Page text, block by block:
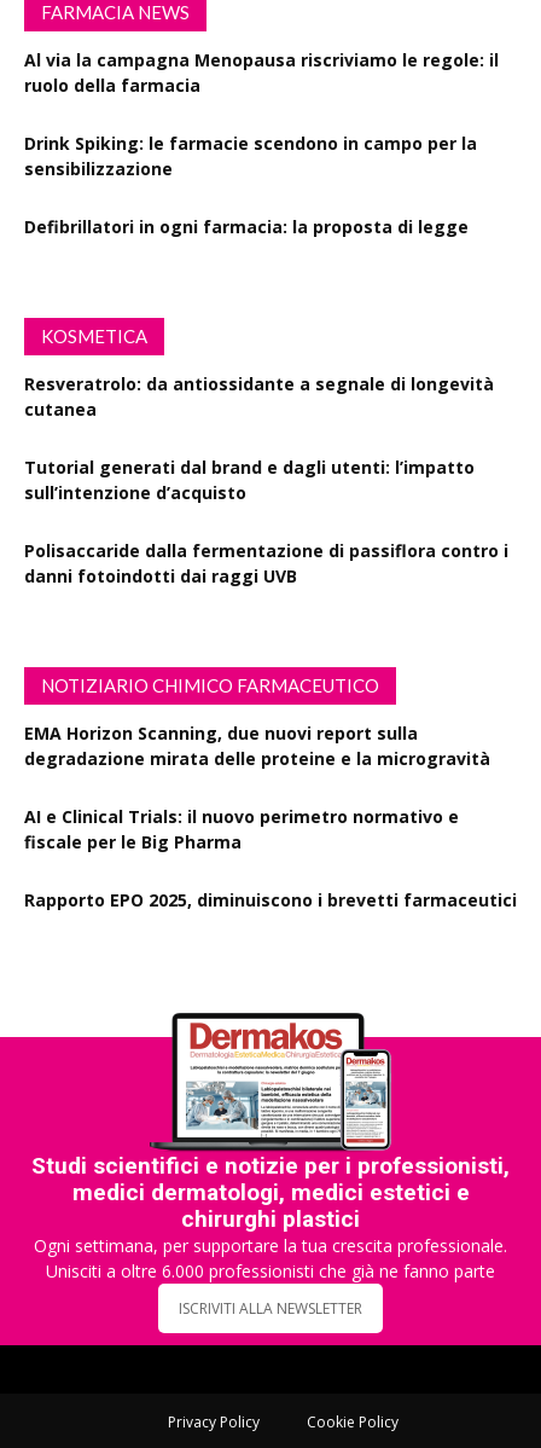
FARMACIA NEWS
Al via la campagna Menopausa riscriviamo le regole: il
ruolo della farmacia
Drink Spiking: le farmacie scendono in campo per la
sensibilizzazione
Defibrillatori in ogni farmacia: la proposta di legge
KOSMETICA
Resveratrolo: da antiossidante a segnale di longevità
cutanea
Tutorial generati dal brand e dagli utenti: l’impatto
sull’intenzione d’acquisto
Polisaccaride dalla fermentazione di passiflora contro i
danni fotoindotti dai raggi UVB
NOTIZIARIO CHIMICO FARMACEUTICO
EMA Horizon Scanning, due nuovi report sulla
degradazione mirata delle proteine e la microgravità
AI e Clinical Trials: il nuovo perimetro normativo e
fiscale per le Big Pharma
Rapporto EPO 2025, diminuiscono i brevetti farmaceutici
Studi scientifici e notizie per i professionisti,
medici dermatologi, medici estetici e
chirurghi plastici
Ogni settimana, per supportare la tua crescita professionale.
Unisciti a oltre 6.000 professionisti che già ne fanno parte
ISCRIVITI ALLA NEWSLETTER
Privacy Policy Cookie Policy